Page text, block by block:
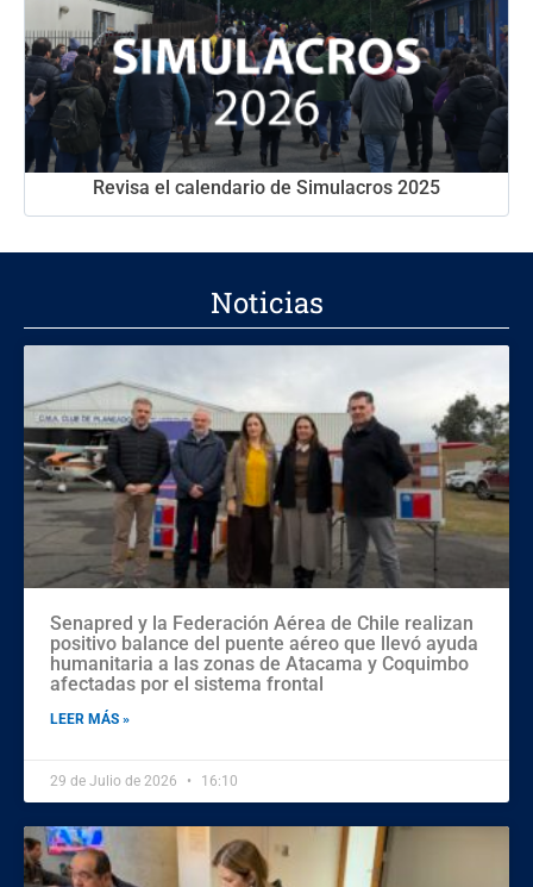
Revisa el calendario de Simulacros 2025
Noticias
Senapred y la Federación Aérea de Chile realizan
positivo balance del puente aéreo que llevó ayuda
humanitaria a las zonas de Atacama y Coquimbo
afectadas por el sistema frontal
LEER MÁS »
29 de Julio de 2026 16:10